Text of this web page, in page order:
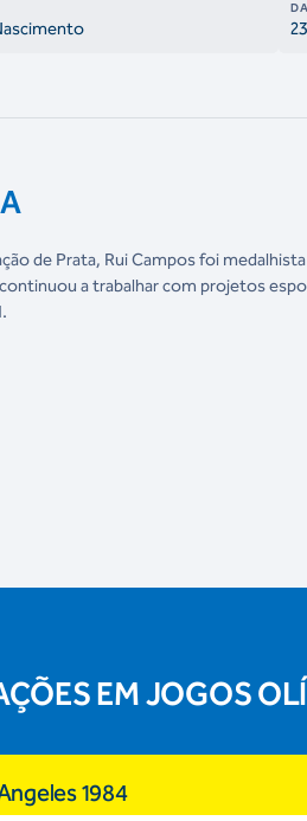
de Prata, Rui Campos foi
a trabalhar com projetos
EM JOGOS
1984